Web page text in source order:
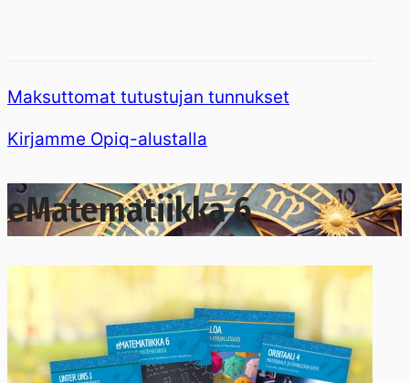
Maksuttomat tutustujan tunnukset
Kirjamme Opiq-alustalla
eMatematiikka 6